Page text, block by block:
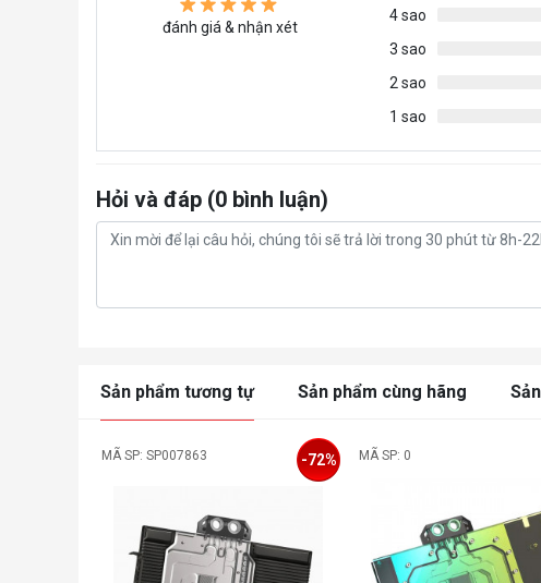
đánh giá & nhận xét
4 sao
3 sao
2 sao
1 sao
Hỏi và đáp (0 bình luận)
Sản phẩm tương tự Sản phẩm cùng hãng
MÃ SP: SP007863 -72% MÃ SP: 0